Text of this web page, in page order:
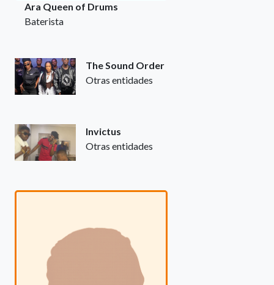
Ara Queen of Drums
Baterista
The Sound Order
Otras entidades
Invictus
Otras entidades